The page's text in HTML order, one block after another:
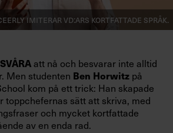
imiterar vd:ars kortfattade språk.
att nå och besvarar inte alltid
Men studenten Ben Horwitz på
kom på ett trick: Han skapade
toppchefernas sätt att skriva, med
och mycket kortfattade
av en enda rad.